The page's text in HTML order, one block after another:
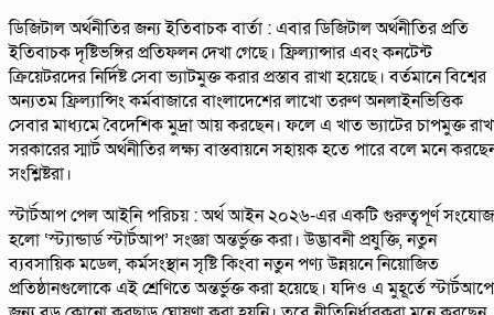
ডিজিটাল অর্থনীতির জন্য ইতিবাচক বার্তা : এবার ডিজিটাল অর্থনীতির প্রতি
ইতিবাচক দৃষ্টিভঙ্গির প্রতিফলন দেখা গেছে। ফ্রিল্যান্সার এবং কনটেন্ট
ক্রিয়েটরদের নির্দিষ্ট সেবা ভ্যাটমুক্ত করার প্রস্তাব রাখা হয়েছে। বর্তমানে বিশ্বের
অন্যতম ফ্রিল্যান্সিং কর্মবাজারে বাংলাদেশের লাখো তরুণ অনলাইনভিত্তিক
সেবার মাধ্যমে বৈদেশিক মুদ্রা আয় করছেন। ফলে এ খাত ভ্যাটের চাপমুক্ত
সরকারের স্মার্ট অর্থনীতির লক্ষ্য বাস্তবায়নে সহায়ক হতে পারে বলে মনে
সংশ্লিষ্টরা।
স্টার্টআপ পেল আইনি পরিচয় : অর্থ আইন ২০২৬-এর একটি গুরুত্বপূর্ণ
হলো ‘স্ট্যান্ডার্ড স্টার্টআপ’ সংজ্ঞা অন্তর্ভুক্ত করা। উদ্ভাবনী প্রযুক্তি, নতুন
ব্যবসায়িক মডেল, কর্মসংস্থান সৃষ্টি কিংবা নতুন পণ্য উন্নয়নে নিয়োজিত
প্রতিষ্ঠানগুলোকে এই শ্রেণিতে অন্তর্ভুক্ত করা হয়েছে। যদিও এ মুহূর্তে